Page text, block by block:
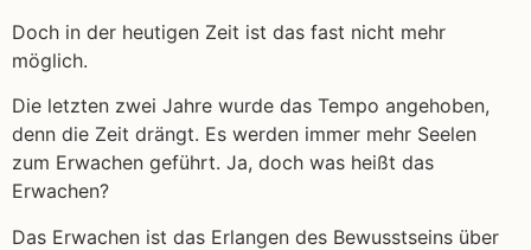
Doch in der heutigen Zeit ist das fast nicht mehr
möglich.
Die letzten zwei Jahre wurde das Tempo angehoben,
denn die Zeit drängt. Es werden immer mehr Seelen
zum Erwachen geführt. Ja, doch was heißt das
Erwachen?
Das Erwachen ist das Erlangen des Bewusstseins über